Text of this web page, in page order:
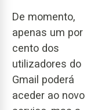
De momento,
apenas um por
cento dos
utilizadores do
Gmail poderá
aceder ao novo